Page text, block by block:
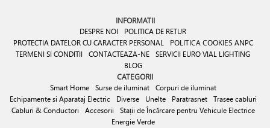
INFORMATII
DESPRE NOI
POLITICA DE RETUR
PROTECTIA DATELOR CU CARACTER PERSONAL
POLITICA COOKIES ANPC
TERMENI SI CONDITII
CONTACTEAZA-NE SERVICII EURO VIAL LIGHTING
BLOG
CATEGORII
Smart Home Surse de iluminat
Corpuri de iluminat
Echipamente si Aparataj Electric
Diverse Unelte Paratrasnet
Trasee cabluri
Cabluri & Conductori
Accesorii
Stații de Încărcare pentru Vehicule Electrice
Energie Verde